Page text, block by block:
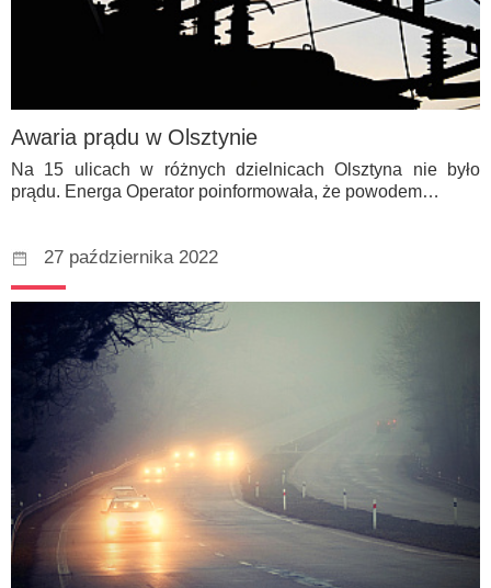
Awaria prądu w Olsztynie
Na 15 ulicach w różnych dzielnicach Olsztyna nie było
prądu. Energa Operator poinformowała, że powodem…
27 października 2022